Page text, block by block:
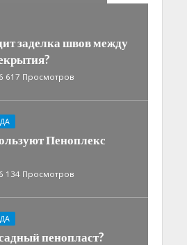
заделка швов между
6 617 Просмотров
Пеноплекс
6 134 Просмотров
пенопласт?